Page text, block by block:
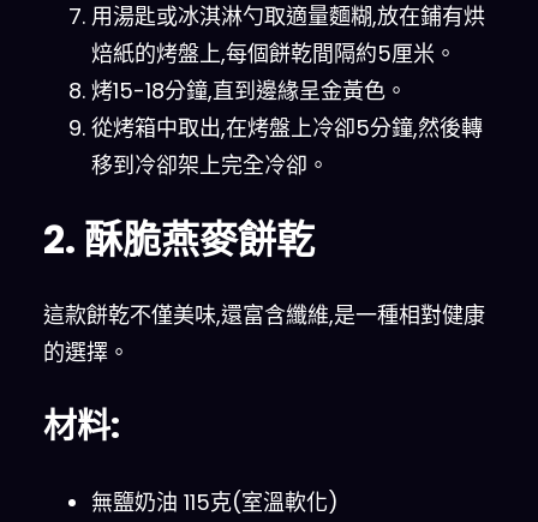
用湯匙或冰淇淋勺取適量麵糊,放在鋪有烘
焙紙的烤盤上,每個餅乾間隔約5厘米。
烤15-18分鐘,直到邊緣呈金黃色。
從烤箱中取出,在烤盤上冷卻5分鐘,然後轉
移到冷卻架上完全冷卻。
2. 酥脆燕麥餅乾
這款餅乾不僅美味,還富含纖維,是一種相對健康
的選擇。
材料:
無鹽奶油 115克(室溫軟化)